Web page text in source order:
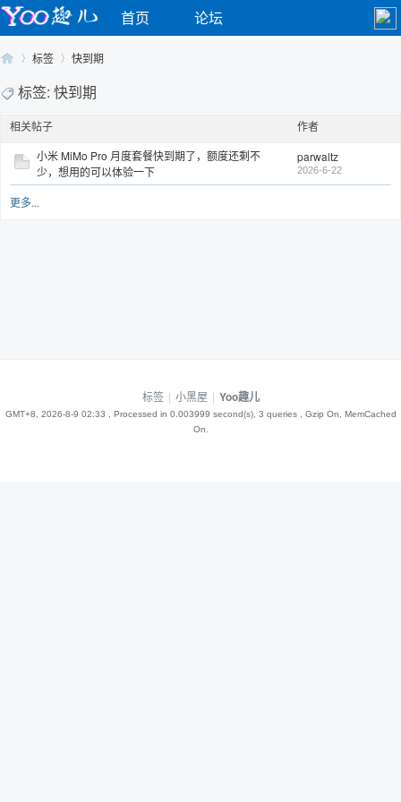
首页 论坛
Yo›
标签 快到期
标签: 快到期
相关帖子
作者
小米 MiMo Pro 月度套餐快到期了，额度还剩不
少，想用的可以体验一下
parwaltz
2026-6-22
更多...
标签 | 小黑屋 | Yoo趣儿
GMT+8, 2026-8-9 02:33 , Processed in 0.003999 second(s), 3 queries , Gzip On, MemCached
On.